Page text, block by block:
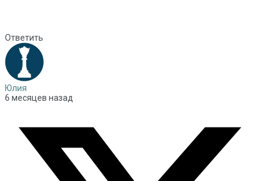
Ответить
Юлия
6 месяцев назад